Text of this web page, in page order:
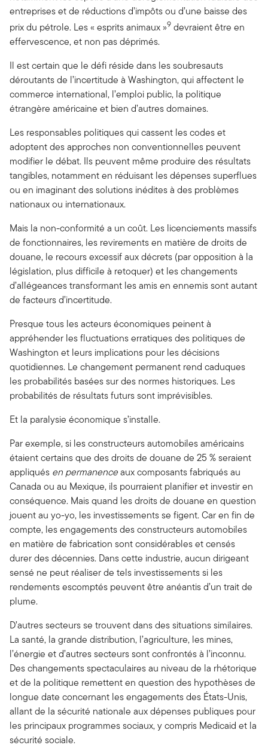
entreprises et de réductions d’impôts ou d’une baisse des
prix du pétrole. Les « esprits animaux »9 devraient être en
effervescence, et non pas déprimés.
Il est certain que le défi réside dans les soubresauts
déroutants de l’incertitude à Washington, qui affectent le
commerce international, l’emploi public, la politique
étrangère américaine et bien d’autres domaines.
Les responsables politiques qui cassent les codes et
adoptent des approches non conventionnelles peuvent
modifier le débat. Ils peuvent même produire des résultats
tangibles, notamment en réduisant les dépenses superflues
ou en imaginant des solutions inédites à des problèmes
nationaux ou internationaux.
Mais la non-conformité a un coût. Les licenciements massifs
de fonctionnaires, les revirements en matière de droits de
douane, le recours excessif aux décrets (par opposition à la
législation, plus difficile à retoquer) et les changements
d’allégeances transformant les amis en ennemis sont autant
de facteurs d’incertitude.
Presque tous les acteurs économiques peinent à
appréhender les fluctuations erratiques des politiques de
Washington et leurs implications pour les décisions
quotidiennes. Le changement permanent rend caduques
les probabilités basées sur des normes historiques. Les
probabilités de résultats futurs sont imprévisibles.
Et la paralysie économique s’installe.
Par exemple, si les constructeurs automobiles américains
étaient certains que des droits de douane de 25 % seraient
appliqués en permanenceaux composants fabriqués au
Canada ou au Mexique, ils pourraient planifier et investir en
conséquence. Mais quand les droits de douane en question
jouent au yo-yo, les investissements se figent. Car en fin de
compte, les engagements des constructeurs automobiles
en matière de fabrication sont considérables et censés
durer des décennies. Dans cette industrie, aucun dirigeant
sensé ne peut réaliser de tels investissements si les
rendements escomptés peuvent être anéantis d’un trait de
plume.
D’autres secteurs se trouvent dans des situations similaires.
La santé, la grande distribution, l’agriculture, les mines,
l’énergie et d’autres secteurs sont confrontés à l’inconnu.
Des changements spectaculaires au niveau de la rhétorique
et de la politique remettent en question des hypothèses de
longue date concernant les engagements des États-Unis,
allant de la sécurité nationale aux dépenses publiques pour
les principaux programmes sociaux, y compris Medicaid et la
sécurité sociale.